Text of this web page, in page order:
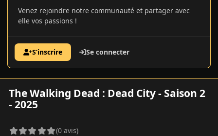
Venez rejoindre notre communauté et partager avec
elle vos passions !
S’inscrire Se connecter
The Walking Dead : Dead City - Saison 2
- 2025
(0 avis)